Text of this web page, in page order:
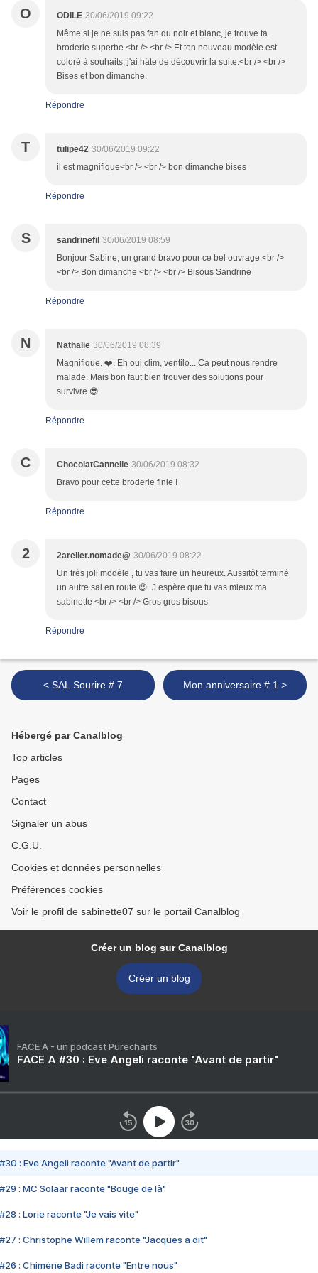
O ODILE 30/06/2019 09:22
Même si je ne suis pas fan du noir et blanc, je trouve ta
broderie superbe.<br /> <br /> Et ton nouveau modèle est
coloré à souhaits, j'ai hâte de découvrir la suite.<br /> <br />
Bises et bon dimanche.
Répondre
T tulipe42 30/06/2019 09:22
il est magnifique<br /> <br /> bon dimanche bises
Répondre
S sandrinefil 30/06/2019 08:59
Bonjour Sabine, un grand bravo pour ce bel ouvrage.<br />
<br /> Bon dimanche <br /> <br /> Bisous Sandrine
Répondre
N Nathalie 30/06/2019 08:39
Magnifique. ❤️. Eh oui clim, ventilo... Ca peut nous rendre
malade. Mais bon faut bien trouver des solutions pour
survivre 😎
Répondre
C ChocolatCannelle 30/06/2019 08:32
Bravo pour cette broderie finie !
Répondre
2 2arelier.nomade@ 30/06/2019 08:22
Un très joli modèle , tu vas faire un heureux. Aussitôt terminé
un autre sal en route 😉. J espère que tu vas mieux ma
sabinette <br /> <br /> Gros gros bisous
Répondre
< SAL Sourire # 7 Mon anniversaire # 1 >
Hébergé par Canalblog
Top articles
Pages
Contact
Signaler un abus
C.G.U.
Cookies et données personnelles
Préférences cookies
Voir le profil de sabinette07 sur le portail Canalblog
Créer un blog sur Canalblog
Créer un blog
FACE A - un podcast Purecharts
FACE A #30 : Eve Angeli raconte "Avant de partir"
#30 : Eve Angeli raconte "Avant de partir"
#29 : MC Solaar raconte "Bouge de là"
#28 : Lorie raconte "Je vais vite"
#27 : Christophe Willem raconte "Jacques a dit"
#26 : Chimène Badi raconte "Entre nous"